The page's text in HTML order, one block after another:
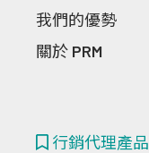
我們的優勢
關於 PRM
行銷代理產品